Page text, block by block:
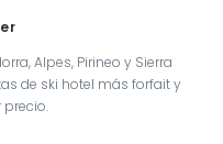
Alpes, Pirineo y Sierra
de ski hotel más forfait y
precio.